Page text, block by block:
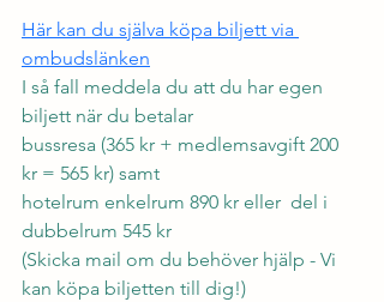
Här kan du själva köpa biljett via
ombudslänken
I så fall meddela du att du har egen
biljett när du betalar
bussresa (365 kr + medlemsavgift 200
kr = 565 kr) samt
hotelrum enkelrum 890 kr eller  del i
dubbelrum 545 kr
(Skicka mail om du behöver hjälp - Vi
kan köpa biljetten till dig!)